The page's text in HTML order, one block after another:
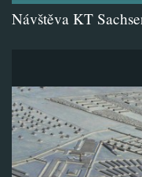
Návštěva KT